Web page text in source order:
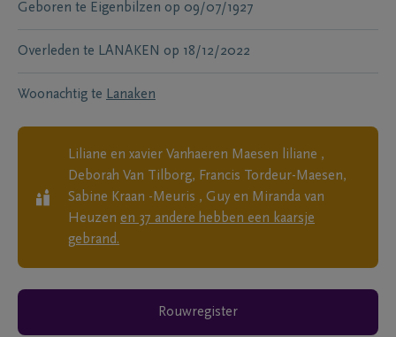
Geboren te Eigenbilzen op 09/07/1927
Overleden te LANAKEN op 18/12/2022
Woonachtig te Lanaken
Liliane en xavier Vanhaeren Maesen liliane ,
Deborah Van Tilborg, Francis Tordeur-Maesen,
Sabine Kraan -Meuris , Guy en Miranda van
Heuzen en 37 andere hebben een kaarsje
gebrand.
Rouwregister